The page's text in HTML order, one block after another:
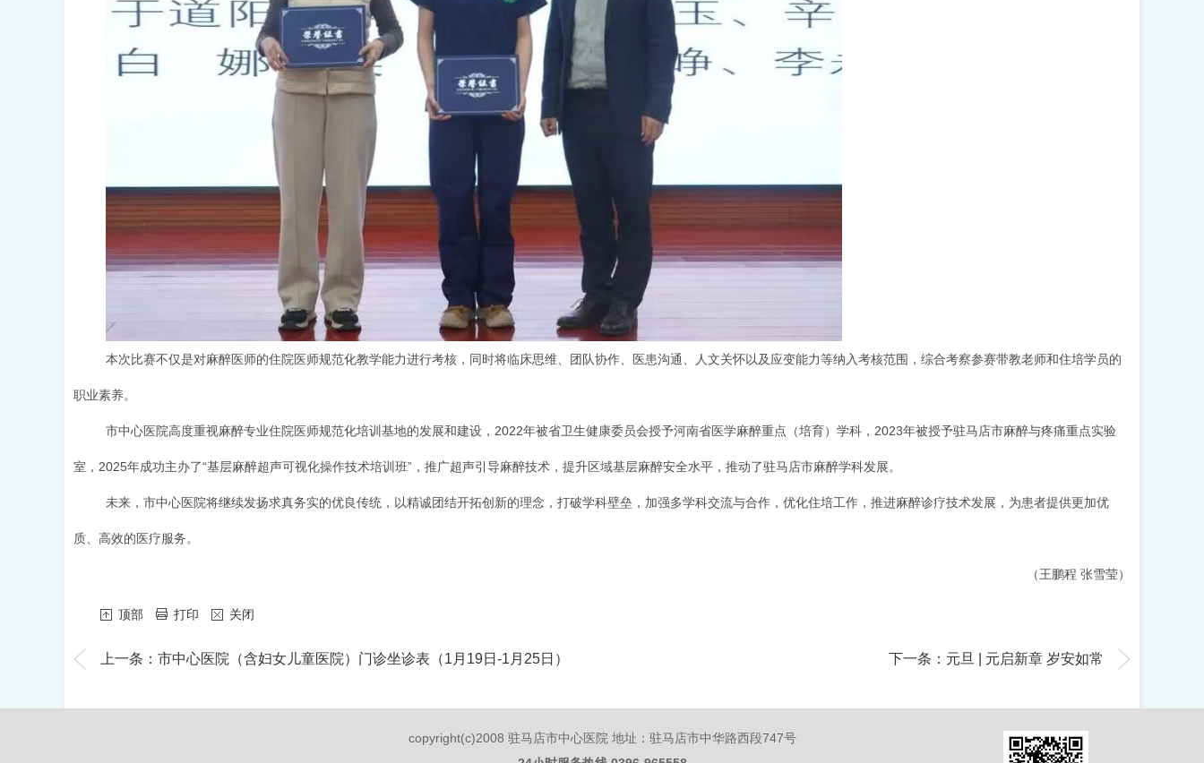
本次比赛不仅是对麻醉医师的住院医师规范化教学能力进行考核，同时将临床思维、团队协作、医患沟通、人文关怀以及应变能力等纳入考核范围，综合考察参赛带教老师和住培学员的
职业素养。
市中心医院高度重视麻醉专业住院医师规范化培训基地的发展和建设，2022年被省卫生健康委员会授予河南省医学麻醉重点（培育）学科，2023年被授予驻马店市麻醉与疼痛重点实验
室，2025年成功主办了“基层麻醉超声可视化操作技术培训班”，推广超声引导麻醉技术，提升区域基层麻醉安全水平，推动了驻马店市麻醉学科发展。
未来，市中心医院将继续发扬求真务实的优良传统，以精诚团结开拓创新的理念，打破学科壁垒，加强多学科交流与合作，优化住培工作，推进麻醉诊疗技术发展，为患者提供更加优
质、高效的医疗服务。
（王鹏程 张雪莹）
顶部 打印 关闭
上一条：市中心医院（含妇女儿童医院）门诊坐诊表（1月19日-1月25日） 下一条：元旦 | 元启新章 岁安如常
copyright(c)2008 驻马店市中心医院 地址：驻马店市中华路西段747号